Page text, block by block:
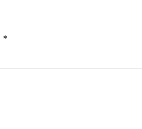
*